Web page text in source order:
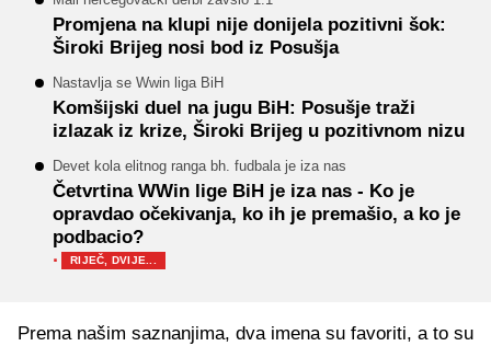
Promjena na klupi nije donijela pozitivni šok:
Široki Brijeg nosi bod iz Posušja
Nastavlja se Wwin liga BiH
Komšijski duel na jugu BiH: Posušje traži
izlazak iz krize, Široki Brijeg u pozitivnom nizu
Devet kola elitnog ranga bh. fudbala je iza nas
Četvrtina WWin lige BiH je iza nas - Ko je
opravdao očekivanja, ko ih je premašio, a ko je
podbacio?
· RIJEČ, DVIJE...
Prema našim saznanjima, dva imena su favoriti, a to su